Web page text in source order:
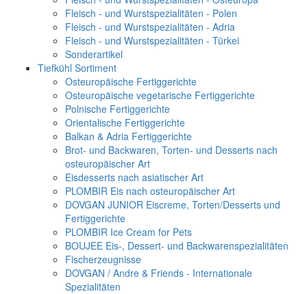
Fleisch - und Wurstspezialitäten - Polen
Fleisch - und Wurstspezialitäten - Adria
Fleisch - und Wurstspezialitäten - Türkei
Sonderartikel
Tiefkühl Sortiment
Osteuropäische Fertiggerichte
Osteuropäische vegetarische Fertiggerichte
Polnische Fertiggerichte
Orientalische Fertiggerichte
Balkan & Adria Fertiggerichte
Brot- und Backwaren, Torten- und Desserts nach
osteuropäischer Art
Eisdesserts nach asiatischer Art
PLOMBIR Eis nach osteuropäischer Art
DOVGAN JUNIOR Eiscreme, Torten/Desserts und
Fertiggerichte
PLOMBIR Ice Cream for Pets
BOUJEE Eis-, Dessert- und Backwarenspezialitäten
Fischerzeugnisse
DOVGAN / Andre & Friends - Internationale
Spezialitäten